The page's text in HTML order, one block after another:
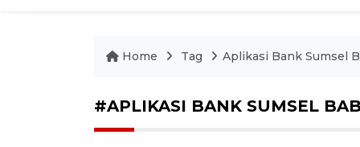
Home Tag Aplikasi Bank Sumsel
#APLIKASI BANK SUMSEL